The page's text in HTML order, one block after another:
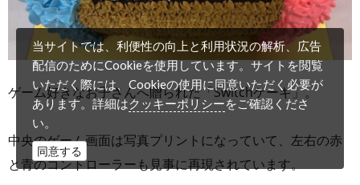
ゲーム好きなお子さんへ贈られた「Switchケーキ」。
中央のゲーム画面は写真プリントになっていて、左右の赤
と青のコントローラーも見事に再現されています。
当サイトでは、利便性の向上と利用状況の解析、広告
配信のためにCookieを使用しています。サイトを閲覧
いただく際には、Cookieの使用に同意いただく必要が
あります。詳細はクッキーポリシーをご確認くださ
い。
同意する